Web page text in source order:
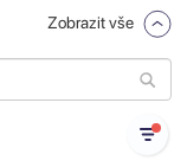
Zobrazit vše